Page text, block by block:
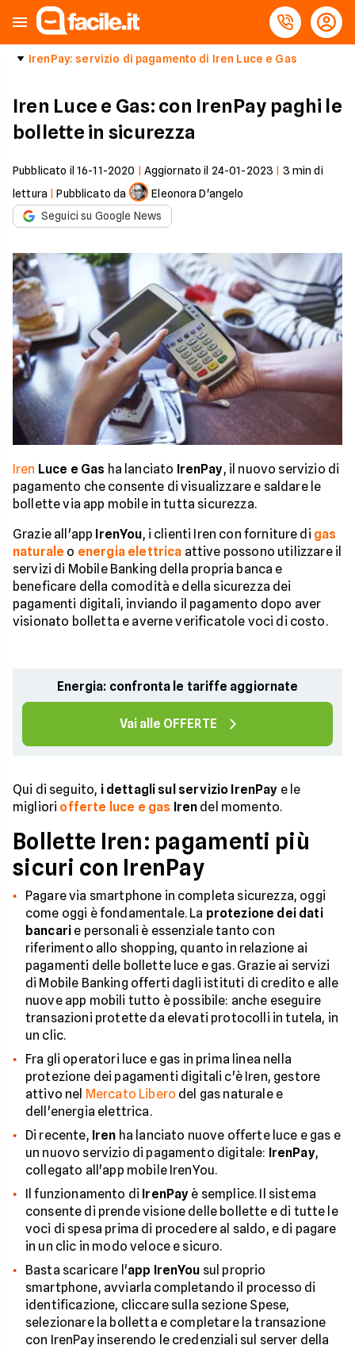
IrenPay: servizio di pagamento di Iren Luce e Gas
Iren Luce e Gas: con IrenPay paghi le
bollette in sicurezza
Pubblicato il 16-11-2020 Aggiornato il 24-01-2023 3 min di
lettura |Pubblicato da
Eleonora D'angelo
Seguici su Google News
Iren Luce e Gas ha lanciato IrenPay, il nuovo servizio di
pagamento che consente di visualizzare e saldare le
bollette via app mobile in tutta sicurezza.
Grazie all'app IrenYou, i clienti Iren con forniture di gas
naturale o energia elettrica attive possono utilizzare il
servizi di Mobile Banking della propria banca e
beneficare della comodità e della sicurezza dei
pagamenti digitali, inviando il pagamento dopo aver
visionato bolletta e averne verificatole voci di costo.
Energia: confronta le tariffe aggiornate
Vai alle OFFERTE
Qui di seguito, i dettagli sul servizio IrenPay e le
migliori offerte luce e gas Iren del momento.
Bollette Iren: pagamenti più
sicuri con IrenPay
Pagare via smartphone in completa sicurezza, oggi
come oggi è fondamentale. La protezione dei dati
bancari e personali è essenziale tanto con
riferimento allo shopping, quanto in relazione ai
pagamenti delle bollette luce e gas. Grazie ai servizi
di Mobile Banking offerti dagli istituti di credito e alle
nuove app mobili tutto è possibile: anche eseguire
transazioni protette da elevati protocolli in tutela, in
un clic.
Fra gli operatori luce e gas in prima linea nella
protezione dei pagamenti digitali c'è Iren, gestore
attivo nel Mercato Libero del gas naturale e
dell'energia elettrica.
Di recente, Iren ha lanciato nuove offerte luce e gas e
un nuovo servizio di pagamento digitale: IrenPay,
collegato all'app mobile IrenYou.
Il funzionamento di IrenPay è semplice. Il sistema
consente di prende visione delle bollette e di tutte le
voci di spesa prima di procedere al saldo, e di pagare
in un clic in modo veloce e sicuro.
Basta scaricare l'app IrenYou sul proprio
smartphone, avviarla completando il processo di
identificazione, cliccare sulla sezione Spese,
selezionare la bolletta e completare la transazione
con IrenPay inserendo le credenziali sul server della